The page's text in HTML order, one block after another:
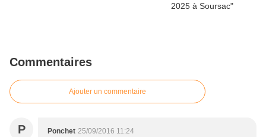
Commentaires
Ajouter un commentaire
P Ponchet 25/09/2016 11:24